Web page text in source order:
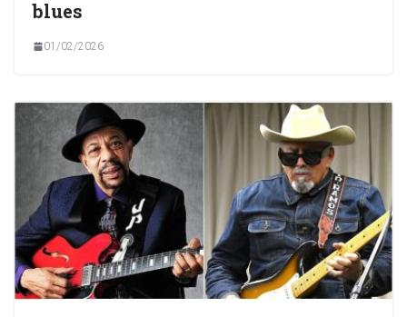
blues
01/02/2026